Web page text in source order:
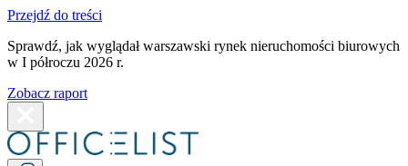
Przejdź do treści
Sprawdź, jak wyglądał warszawski rynek nieruchomości biurowych
w I półroczu 2026 r.
Zobacz raport